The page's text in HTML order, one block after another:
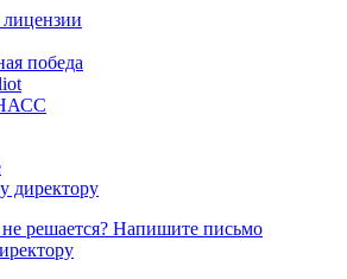
победа
директору
решается? Напишите письмо